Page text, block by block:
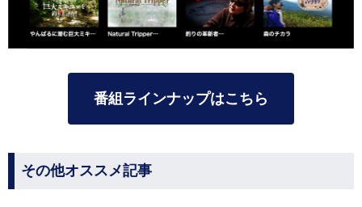
番組ラインナップはこちら
その他オススメ記事